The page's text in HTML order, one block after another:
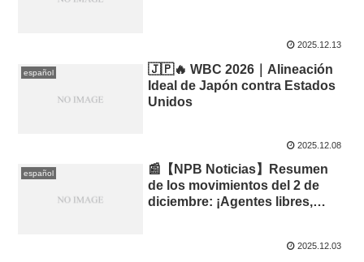
2025.12.13
español
🇯🇵🔥 WBC 2026｜Alineación
Ideal de Japón contra Estados
Unidos
2025.12.08
español
📰【NPB Noticias】Resumen
de los movimientos del 2 de
diciembre: ¡Agentes libres,
2025.12.03